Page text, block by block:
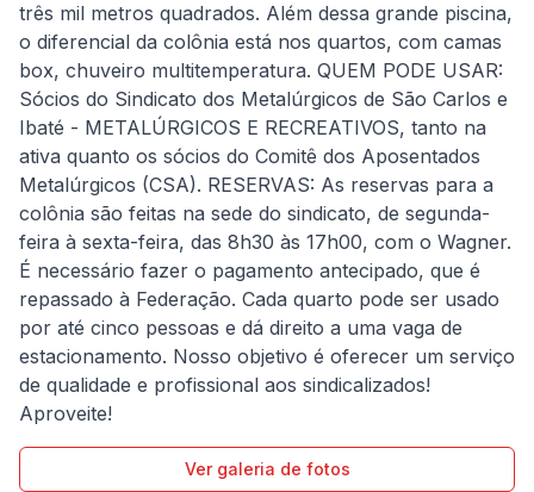
três mil metros quadrados. Além dessa grande piscina,
o diferencial da colônia está nos quartos, com camas
box, chuveiro multitemperatura. QUEM PODE USAR:
Sócios do Sindicato dos Metalúrgicos de São Carlos e
Ibaté - METALÚRGICOS E RECREATIVOS, tanto na
ativa quanto os sócios do Comitê dos Aposentados
Metalúrgicos (CSA). RESERVAS: As reservas para a
colônia são feitas na sede do sindicato, de segunda-
feira à sexta-feira, das 8h30 às 17h00, com o Wagner.
É necessário fazer o pagamento antecipado, que é
repassado à Federação. Cada quarto pode ser usado
por até cinco pessoas e dá direito a uma vaga de
estacionamento. Nosso objetivo é oferecer um serviço
de qualidade e profissional aos sindicalizados!
Aproveite!
Ver galeria de fotos